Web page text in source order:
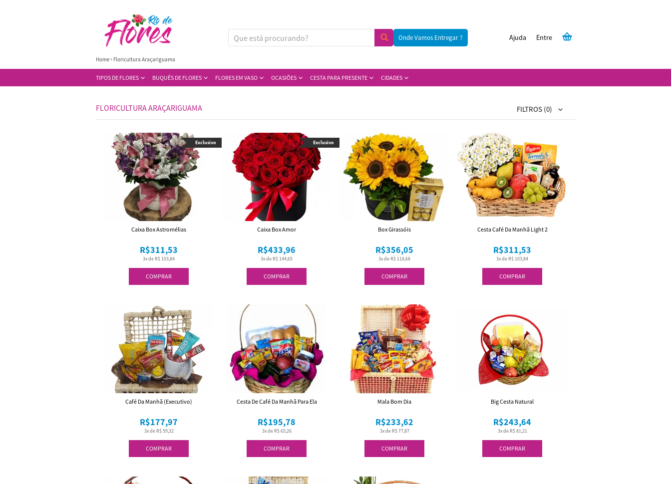
Onde Vamos Entregar ? Entre
Ajuda
TIPOS DE FLORES BUQUÊS DE FLORES FLORES EM VASO OCASIÕES CESTA PARA PRESENTE CIDADES
Home Floricultura Araçariguama
FLORICULTURA ARAÇARIGUAMA FILTROS (0)
COMPRAR
3x de R$ 103,84
R$311,53
Caixa Box Astromélias
Exclusivo
COMPRAR
3x de R$ 144,65
R$433,96
Caixa Box Amor
Exclusivo
COMPRAR
3x de R$ 118,68
R$356,05
Box Girassóis
COMPRAR
3x de R$ 103,84
R$311,53
Cesta Café Da Manhã Light 2
COMPRAR
3x de R$ 59,32
R$177,97
Café Da Manhã (Executivo)
COMPRAR
3x de R$ 65,26
R$195,78
Cesta De Café Da Manhã Para Ela
COMPRAR
3x de R$ 77,87
R$233,62
Mala Bom Dia
COMPRAR
3x de R$ 81,21
R$243,64
Big Cesta Natural